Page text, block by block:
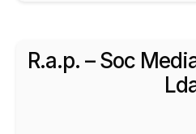
R.a.p. – Soc